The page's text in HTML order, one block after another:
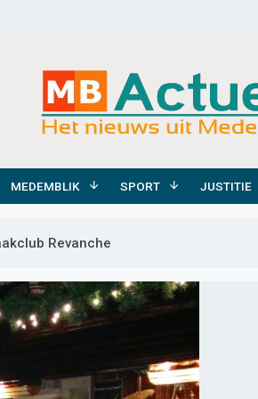
MEDEMBLIK SPORT JUSTITIE
Revanche